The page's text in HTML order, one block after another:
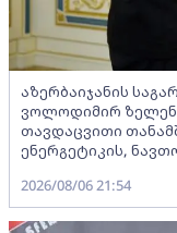
აზერბაიჯანის
ვოლოდიმირ
თავდაცვითი
ენერგეტიკის,
2026/08/06 21:54